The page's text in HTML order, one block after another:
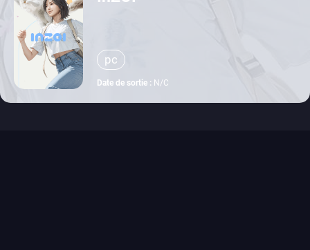
pc
Date de sortie : N/C